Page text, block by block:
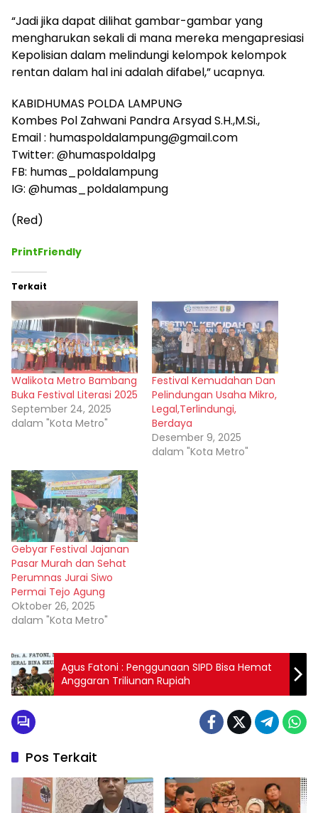
“Jadi jika dapat dilihat gambar-gambar yang
mengharukan sekali di mana mereka mengapresiasi
Kepolisian dalam melindungi kelompok kelompok
rentan dalam hal ini adalah difabel,” ucapnya.
KABIDHUMAS POLDA LAMPUNG
Kombes Pol Zahwani Pandra Arsyad S.H.,M.Si.,
Email : humaspoldalampung@gmail.com
Twitter: @humaspoldalpg
FB: humas_poldalampung
IG: @humas_poldalampung
(Red)
PrintFriendly
Terkait
Walikota Metro Bambang
Buka Festival Literasi 2025
September 24, 2025
dalam "Kota Metro"
Festival Kemudahan Dan
Pelindungan Usaha Mikro,
Legal,Terlindungi,
Berdaya
Desember 9, 2025
dalam "Kota Metro"
Gebyar Festival Jajanan
Pasar Murah dan Sehat
Perumnas Jurai Siwo
Permai Tejo Agung
Oktober 26, 2025
dalam "Kota Metro"
Agus Fatoni : Penggunaan SIPD Bisa Hemat
Anggaran Triliunan Rupiah
Pos Terkait